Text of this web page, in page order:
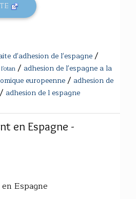
d'adhesion de l'espagne/
l'otan / adhesion de l'espagne a la
europeenne/ adhesion de
/ adhesion de l espagne
en Espagne -
Espagne